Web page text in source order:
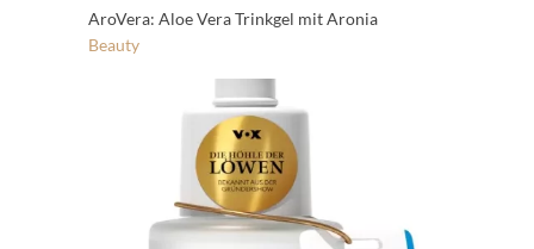
AroVera: Aloe Vera Trinkgel mit Aronia
Beauty